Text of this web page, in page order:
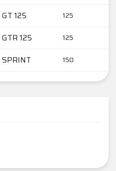
125 125
125 125
SPRINT 150